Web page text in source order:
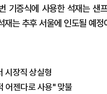
기증식에 사용한 석재는 샌
는 추후 서울에 인도될 예정
시장직 상실형
어젠다로 사용" 맞불